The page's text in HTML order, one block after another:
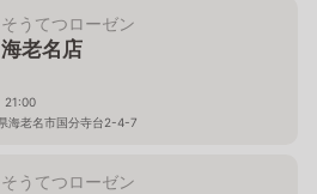
そうてつローゼン
海老名店
21:00
海老名市国分寺台2-4-7
そうてつローゼン